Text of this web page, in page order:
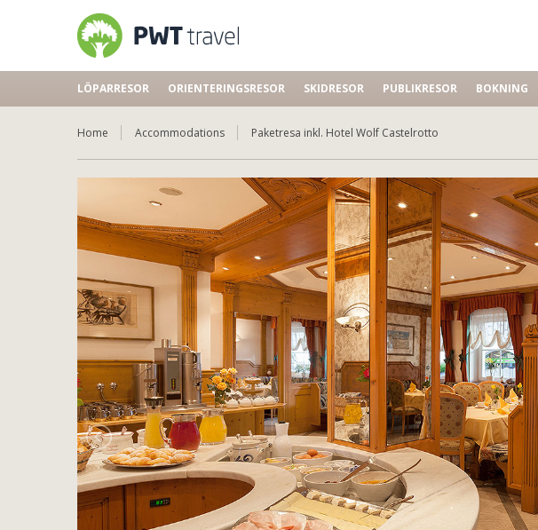
LÖPARRESOR ORIENTERINGSRESOR SKIDRESOR PUBLIKRESOR BOKNING
Home Accommodations Paketresa inkl. Hotel Wolf Castelrotto